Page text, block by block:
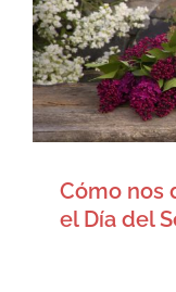
Cómo nos
el Día del